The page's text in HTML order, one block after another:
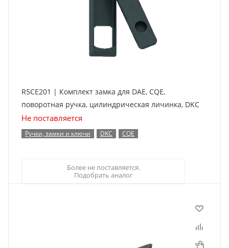
R5CE201 | Комплект замка для DAE, CQE,
поворотная ручка, цилиндрическая личинка, DKC
Не поставляется
Ручки, замки и ключи DKC CQE
Более не поставляется.
Подобрать аналог